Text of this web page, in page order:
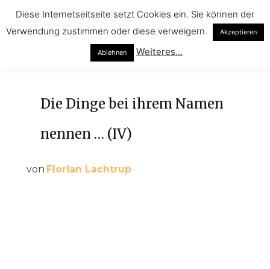
Die Dinge bei ihrem Namen
nennen … (IV)
von Florian Lachtrup
Diese Internetseitseite setzt Cookies ein. Sie können der
Verwendung zustimmen oder diese verweigern.
Akzeptieren
Ablehnen Weiteres...